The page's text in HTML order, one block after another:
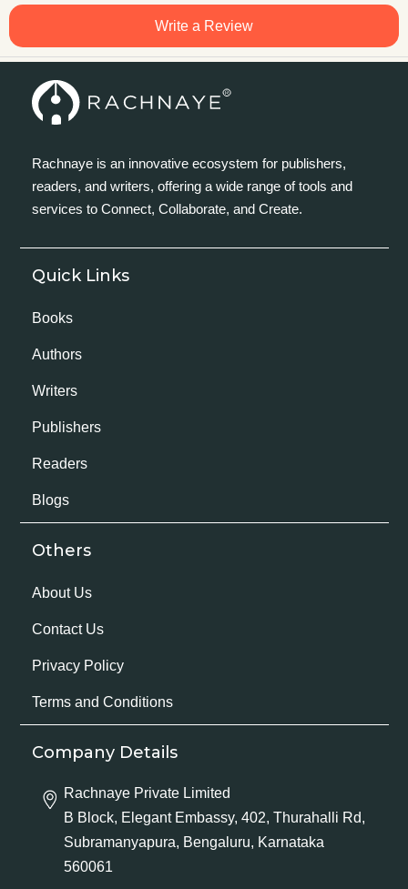
Write a Review
Rachnaye is an innovative ecosystem for publishers,
readers, and writers, offering a wide range of tools and
services to Connect, Collaborate, and Create.
Quick Links
Books
Authors
Writers
Publishers
Readers
Blogs
Others
About Us
Contact Us
Privacy Policy
Terms and Conditions
Company Details
Rachnaye Private Limited
B Block, Elegant Embassy, 402, Thurahalli Rd,
Subramanyapura, Bengaluru, Karnataka
560061